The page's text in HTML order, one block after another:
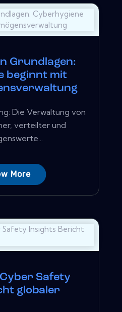
Grundlagen:
beginnt mit
Die Verwaltung von
verteilter und
More
​​Safety
globaler